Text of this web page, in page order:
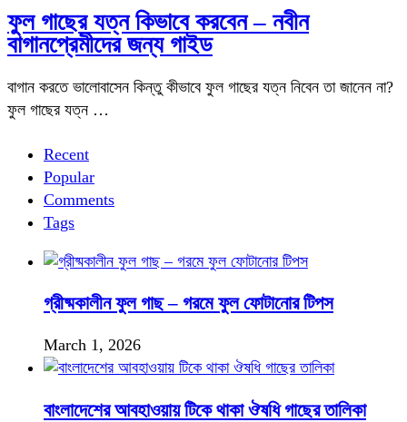
ফুল গাছের যত্ন কিভাবে করবেন – নবীন
বাগানপ্রেমীদের জন্য গাইড
বাগান করতে ভালোবাসেন কিন্তু কীভাবে ফুল গাছের যত্ন নিবেন তা জানেন না?
ফুল গাছের যত্ন …
Recent
Popular
Comments
Tags
গ্রীষ্মকালীন ফুল গাছ – গরমে ফুল ফোটানোর টিপস
March 1, 2026
বাংলাদেশের আবহাওয়ায় টিকে থাকা ঔষধি গাছের তালিকা